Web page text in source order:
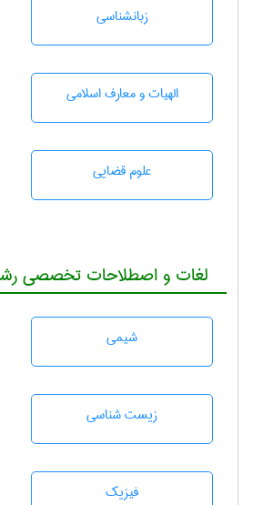
زبانشناسی
الهیات و معارف اسلامی
علوم قضایی
لغات و اصطلاحات تخصصی
شيمی
زيست شناسی
فیزیک